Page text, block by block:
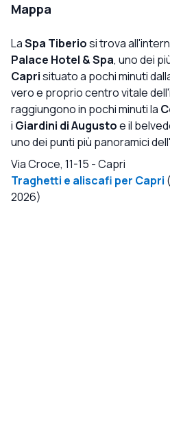
ristorante con stella Michelin in
coccolato.
Mappa
LaSpa Tiberiosi trova
Palace Hotel & Spa, uno dei
Caprisituato a pochi minuti
vero e proprio centro vitale
raggiungono in pochi minuti la
i Giardini di Augustoe il
uno dei punti più panoramici
Via Croce, 11-15 -Capri
Traghetti e aliscafi per Capri
2026)